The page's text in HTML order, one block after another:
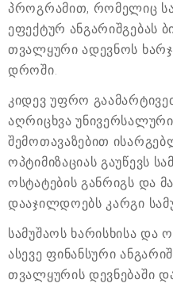
პროგრამით, რომელიც
ეფექტურ ანგარიშგებას
თვალყური ადევნოს
დროში.
კიდევ უფრო
აღრიცხვა
შემოთავაზებით
ოპტიმიზაციას გაუწევს
ოსტატების განრიგს და
დააჯილდოებს კარგი
სამუშაოს ხარისხისა და
ასევე ფინანსური
თვალყურის დევნებაში